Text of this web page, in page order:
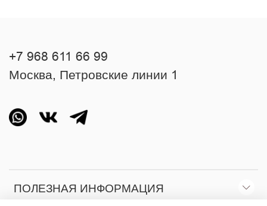
ПОЛЕЗНАЯ ИНФОРМАЦИЯ
+7 968 611 66 99
Москва, Петровские линии 1